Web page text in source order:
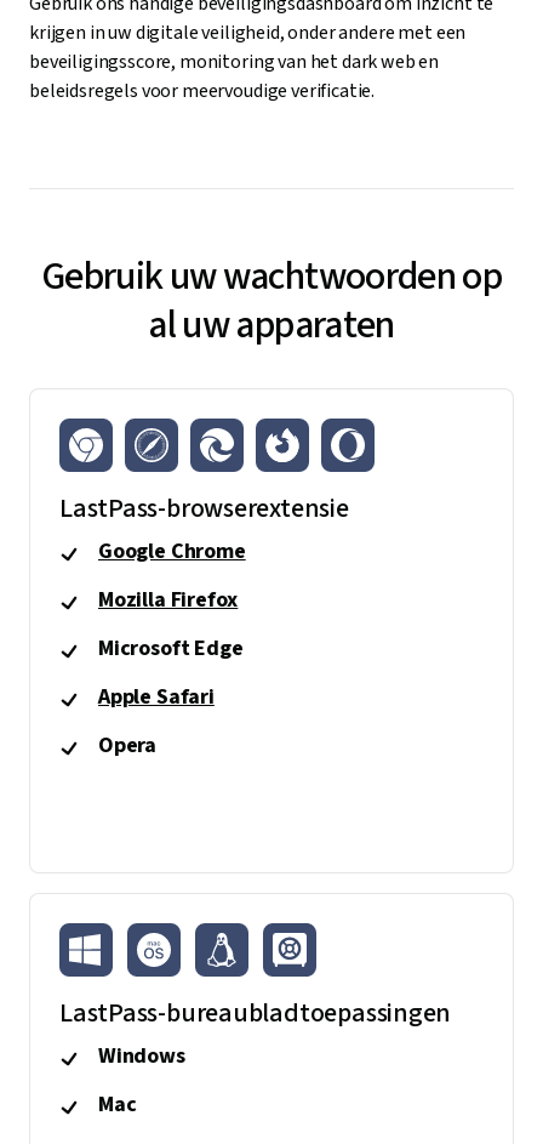
krijgen in uw digitale veiligheid, onder andere met een
beveiligingsscore, monitoring van het dark web en
beleidsregels voor meervoudige verificatie.
Gebruik uw wachtwoorden op
al uw apparaten
LastPass-browserextensie
Google Chrome
Mozilla Firefox
Microsoft Edge
Apple Safari
Opera
LastPass-bureaubladtoepassingen
Windows
Mac